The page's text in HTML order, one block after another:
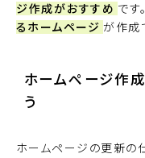
ジ作成がおすすめ です。
るホームページ が作成
ホームページ作
う
ホームページの更新の